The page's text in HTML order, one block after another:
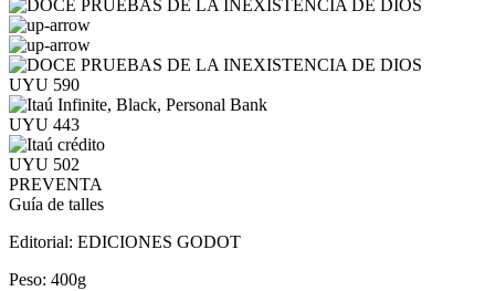
UYU 590
UYU 443
UYU 502
PREVENTA
Guía de talles
Editorial: EDICIONES GODOT
Peso: 400g